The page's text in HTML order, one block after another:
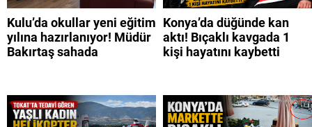
Kulu’da okullar yeni eğitim
yılına hazırlanıyor! Müdür
Bakırtaş sahada
Konya’da düğünde kan
aktı! Bıçaklı kavgada 1
kişi hayatını kaybetti